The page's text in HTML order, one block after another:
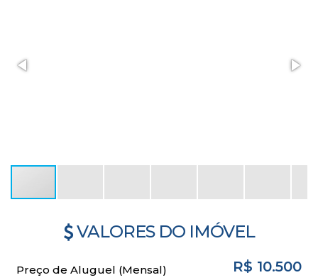
VALORES DO IMÓVEL
R$ 10.500
Preço de Aluguel (Mensal)